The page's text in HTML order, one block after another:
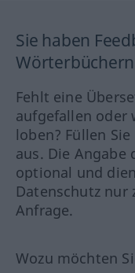
Sie haben
Fehlt eine
aufgefallen oder
loben? Füllen
aus. Die Angabe
optional und
Datenschutz
Anfrage.
Wozu möchten